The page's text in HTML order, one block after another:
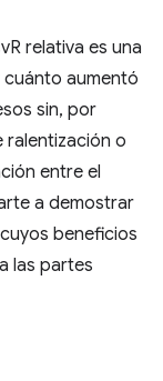
relativa es una
aumentó
sin, por
ralentización o
entre el
a demostrar
beneficios
las partes